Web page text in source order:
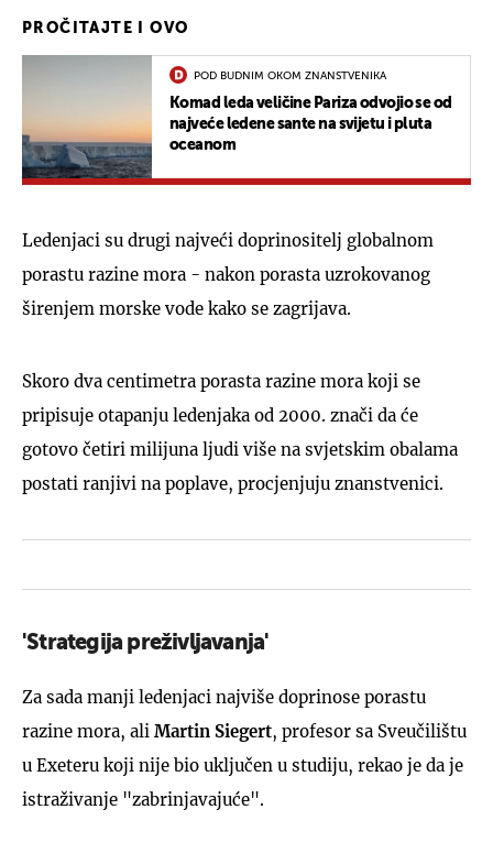
PROČITAJTE I OVO
POD BUDNIM OKOM ZNANSTVENIKA
Komad leda veličine Pariza odvojio se od
najveće ledene sante na svijetu i pluta
oceanom
Ledenjaci su drugi najveći doprinositelj globalnom
porastu razine mora - nakon porasta uzrokovanog
širenjem morske vode kako se zagrijava.
Skoro dva centimetra porasta razine mora koji se
pripisuje otapanju ledenjaka od 2000. znači da će
gotovo četiri milijuna ljudi više na svjetskim obalama
postati ranjivi na poplave, procjenjuju znanstvenici.
'Strategija preživljavanja'
Za sada manji ledenjaci najviše doprinose porastu
razine mora, ali Martin Siegert, profesor sa Sveučilištu
u Exeteru koji nije bio uključen u studiju, rekao je da je
istraživanje "zabrinjavajuće".